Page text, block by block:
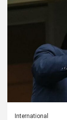
International